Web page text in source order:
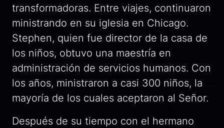
transformadoras. Entre viajes, continuaron
ministrando en su iglesia en Chicago.
Stephen, quien fue director de la casa de
los niños, obtuvo una maestría en
administración de servicios humanos. Con
los años, ministraron a casi 300 niños, la
mayoría de los cuales aceptaron al Señor.
Después de su tiempo con el hermano